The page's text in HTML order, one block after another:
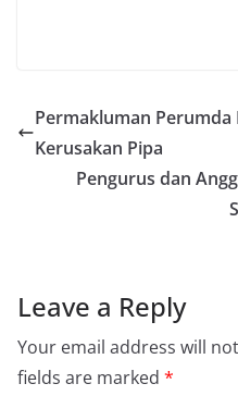
Permakluman
Kerusakan Pipa
Pengurus dan
Leave a Reply
Your email address will
fields are marked *